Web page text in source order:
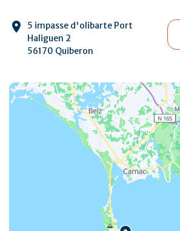
5 impasse d'olibarte Port
Haliguen 2
56170 Quiberon